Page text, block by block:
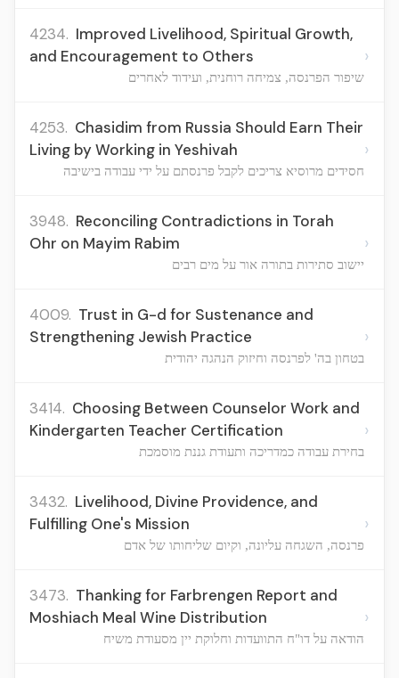
4234. Improved Livelihood, Spiritual Growth,
and Encouragement to Others
שיפור הפרנסה, צמיחה רוחנית, ועידוד לאחרים
›
4253. Chasidim from Russia Should Earn Their
Living by Working in Yeshivah
חסידים מרוסיא צריכים לקבל פרנסתם על ידי עבודה בישיבה
›
3948. Reconciling Contradictions in Torah
Ohr on Mayim Rabim
יישוב סתירות בתורה אור על מים רבים
›
4009. Trust in G-d for Sustenance and
Strengthening Jewish Practice
בטחון בה' לפרנסה וחיזוק הנהגה יהודית
›
3414. Choosing Between Counselor Work and
Kindergarten Teacher Certification
בחירת עבודה כמדריכה ותעודת גננת מוסמכת
›
3432. Livelihood, Divine Providence, and
Fulfilling One's Mission
פרנסה, השגחה עליונה, וקיום שליחותו של אדם
›
3473. Thanking for Farbrengen Report and
Moshiach Meal Wine Distribution
הודאה על דו"ח התוועדות וחלוקת יין מסעודת משיח
›